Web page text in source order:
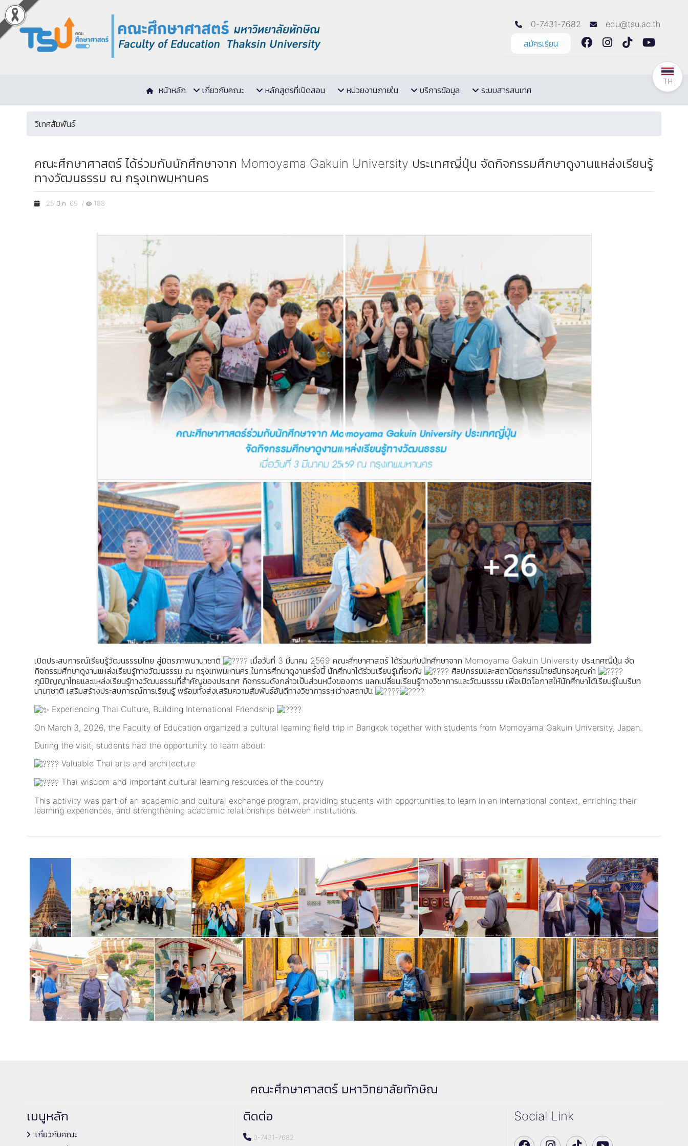
0-7431-7682
edu@tsu.ac.th
สมัครเรียน
หน้าหลัก เกี่ยวกับคณะ หลักสูตรที่เปิดสอน หน่วยงานภายใน บริการข้อมูล ระบบสารสนเทศ
วิเทศสัมพันธ์
คณะศึกษาศาสตร์ ได้ร่วมกับนักศึกษาจาก Momoyama Gakuin University ประเทศญี่ปุ่น จัดกิจกรรมศึกษาดูงานแหล่งเรียนรู้
ทางวัฒนธรรม ณ กรุงเทพมหานคร
25 มี.ค. 69 / 188
เปิดประสบการณ์เรียนรู้วัฒนธรรมไทย สู่มิตรภาพนานาชาติ
เมื่อวันที่ 3 มีนาคม 2569 คณะศึกษาศาสตร์ ได้ร่วมกับนักศึกษาจาก Momoyama Gakuin University ประเทศญี่ปุ่น จัด
กิจกรรมศึกษาดูงานแหล่งเรียนรู้ทางวัฒนธรรม ณ กรุงเทพมหานคร ในการศึกษาดูงานครั้งนี้ นักศึกษาได้ร่วมเรียนรู้เกี่ยวกับ
ศิลปกรรมและสถาปัตยกรรมไทยอันทรงคุณค่า
ภูมิปัญญาไทยและแหล่งเรียนรู้ทางวัฒนธรรมที่สำคัญของประเทศ กิจกรรมดังกล่าวเป็นส่วนหนึ่งของการ แลกเปลี่ยนเรียนรู้ทางวิชาการและวัฒนธรรม เพื่อเปิดโอกาสให้นักศึกษาได้เรียนรู้ในบริบท
นานาชาติ เสริมสร้างประสบการณ์การเรียนรู้ พร้อมทั้งส่งเสริมความสัมพันธ์อันดีทางวิชาการระหว่างสถาบัน
Experiencing Thai Culture, Building International Friendship
On March 3, 2026, the Faculty of Education organized a cultural learning field trip in Bangkok together with students from Momoyama Gakuin University, Japan.
During the visit, students had the opportunity to learn about:
Valuable Thai arts and architecture
Thai wisdom and important cultural learning resources of the country
This activity was part of an academic and cultural exchange program, providing students with opportunities to learn in an international context, enriching their
learning experiences, and strengthening academic relationships between institutions.
คณะศึกษาศาสตร์ มหาวิทยาลัยทักษิณ
เมนูหลัก
เกี่ยวกับคณะ
ติดต่อ
0-7431-7682
Social Link
TH